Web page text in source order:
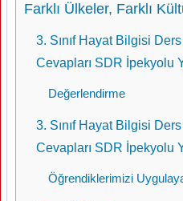
Farklı Ülkeler, Farklı
3. Sınıf Hayat Bilgisi
Cevapları SDR İpekyolu
Değerlendirme
3. Sınıf Hayat Bilgisi
Cevapları SDR İpekyolu
Öğrendiklerimizi